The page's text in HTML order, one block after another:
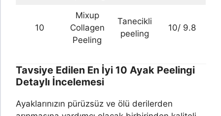
10
Mixup
Collagen
Peeling
Tanecikli
peeling
10/ 9.8
Tavsiye Edilen En İyi 10 Ayak Peelingi
Detaylı İncelemesi
Ayaklarınızın pürüzsüz ve ölü derilerden